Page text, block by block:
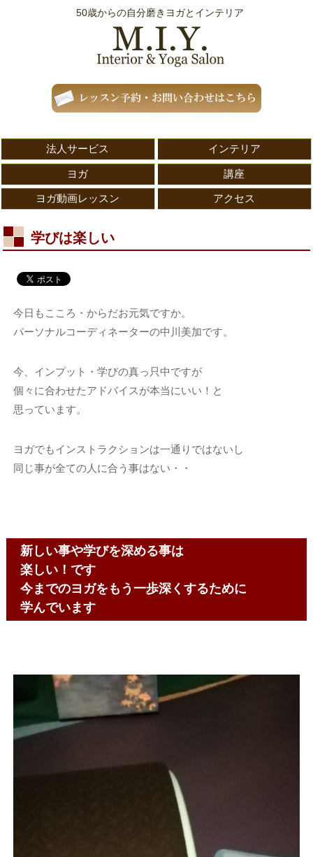
50歳からの自分磨きヨガとインテリア
法人サービス インテリア
ヨガ 講座
ヨガ動画レッスン アクセス
学びは楽しい
今日もこころ・からだお元気ですか。
パーソナルコーディネーターの中川美加です。
今、インプット・学びの真っ只中ですが
個々に合わせたアドバイスが本当にいい！と
思っています。
ヨガでもインストラクションは一通りではないし
同じ事が全ての人に合う事はない・・
新しい事や学びを深める事は
楽しい！です
今までのヨガをもう一歩深くするために
学んでいます